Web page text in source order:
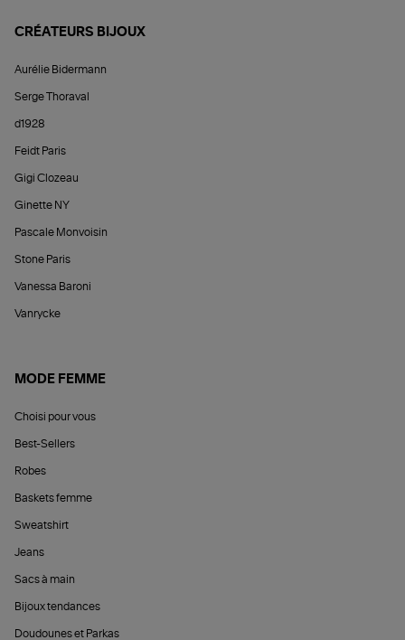
CRÉATEURS BIJOUX
Aurélie Bidermann
Serge Thoraval
d1928
Feidt Paris
Gigi Clozeau
Ginette NY
Pascale Monvoisin
Stone Paris
Vanessa Baroni
Vanrycke
MODE FEMME
Choisi pour vous
Best-Sellers
Robes
Baskets femme
Sweatshirt
Jeans
Sacs à main
Bijoux tendances
Doudounes et Parkas